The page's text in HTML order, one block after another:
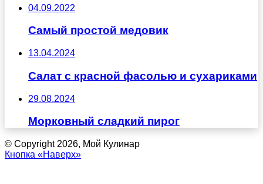
04.09.2022
Самый простой медовик
13.04.2024
Салат с красной фасолью и сухариками
29.08.2024
Морковный сладкий пирог
© Copyright 2026, Мой Кулинар
Кнопка «Наверх»